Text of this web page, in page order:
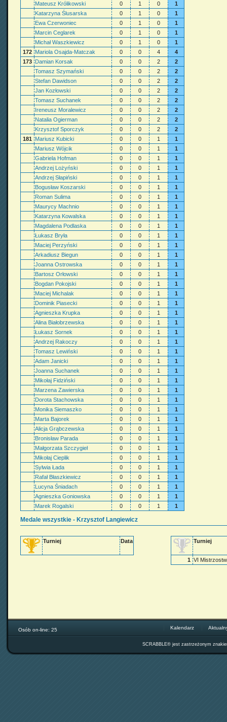
Mateusz Królikowski 0 1 0
1
Katarzyna Ślusarska
0 1 0
1
Ewa Czerwoniec
0 1 0
1
Marcin Ceglarek
0 1 0
1
Michał Waszkiewicz
0 1 0
1
172 Mariola Osajda-Matczak 0 0 4
4
173 Damian Korsak 0 0 2
2
Tomasz Szymański
0 0 2
2
Stefan Dawidson
0 0 2
2
Jan Kozłowski
0 0 2
2
Tomasz Suchanek
0 0 2
2
Ireneusz Moralewicz
0 0 2
2
Natalia Ogierman
0 0 2
2
Krzysztof Sporczyk
0 0 2
2
181
Mariusz Kubicki 0 0 1
1
Mariusz Wójcik
0 0 1
1
Gabriela Hofman
0 0 1
1
Andrzej Lożyński
0 0 1
1
Andrzej Słapiński
0 0 1
1
Bogusław Koszarski
0 0 1
1
Roman Sulima
0 0 1
1
Maurycy Machnio
0 0 1
1
Katarzyna Kowalska
0 0 1
1
Magdalena Podlaska
0 0 1
1
Łukasz Bryła
0 0 1
1
Maciej Perzyński
0 0 1
1
Arkadiusz Biegun
0 0 1
1
Joanna Ostrowska
0 0 1
1
Bartosz Orłowski
0 0 1
1
Bogdan Pokojski
0 0 1
1
Maciej Michalak
0 0 1
1
Dominik Piasecki
0 0 1
1
Agnieszka Krupka
0 0 1
1
Alina Białobrzewska
0 0 1
1
Łukasz Sornek
0 0 1
1
Andrzej Rakoczy
0 0 1
1
Tomasz Lewiński
0 0 1
1
Adam Janicki
0 0 1
1
Joanna Suchanek
0 0 1
1
Mikołaj Fidziński
0 0 1
1
Marzena Zawierska
0 0 1
1
Dorota Stachowska
0 0 1
1
Monika Siemaszko
0 0 1
1
Marta Bajorek
0 0 1
1
Alicja Grąbczewska
0 0 1
1
Bronisław Parada
0 0 1
1
Małgorzata Szczygieł
0 0 1
1
Mikołaj Cieplik
0 0 1
1
Sylwia Łada
0 0 1
1
Rafał Błaszkiewicz
0 0 1
1
Lucyna Śniadach
0 0 1
1
Agnieszka Goniowska
0 0 1
1
Marek Rogalski
0 0 1 1
Medale wszystkie - Krzysztof Langiewicz
Turniej Data Turniej
1 VI
Osób on-line: 25 Kalendarz
SCRABBLE® jest zastrzeżonym